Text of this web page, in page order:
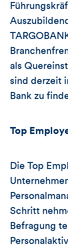
als
sind derzeit
Bank zu
Top
Die Top
Schritt
Befragung